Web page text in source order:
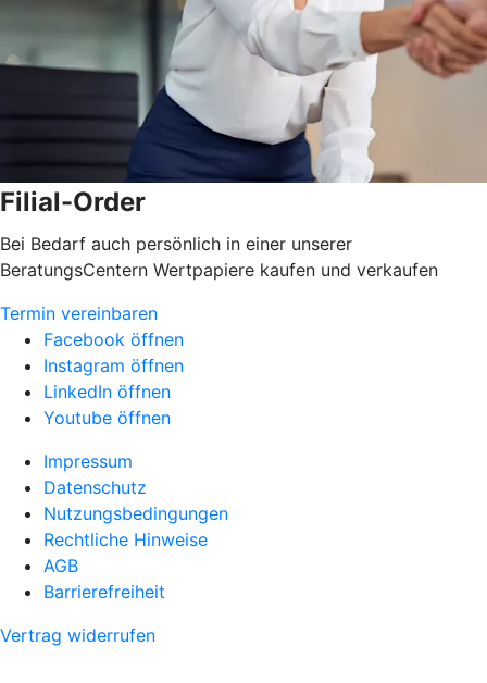
Filial-Order
Bei Bedarf auch persönlich in einer unserer
BeratungsCentern Wertpapiere kaufen und verkaufen
Termin vereinbaren
Facebook öffnen
Instagram öffnen
LinkedIn öffnen
Youtube öffnen
Impressum
Datenschutz
Nutzungsbedingungen
Rechtliche Hinweise
AGB
Barrierefreiheit
Vertrag widerrufen